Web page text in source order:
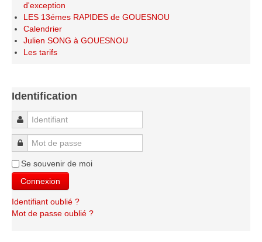
Les scolaires
Les stages
Les galeries
Les annonces de tournois
d'exception
LES 13émes RAPIDES de GOUESNOU
Calendrier
Julien SONG à GOUESNOU
Les tarifs
Identification
Identifiant
Mot de passe
Se souvenir de moi
Connexion
Identifiant oublié ?
Mot de passe oublié ?